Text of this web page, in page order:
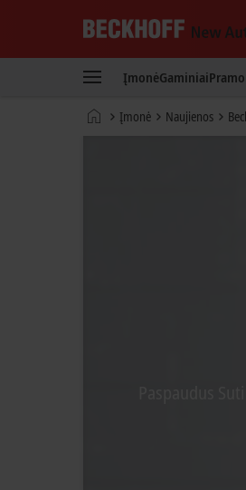
New
Technology
ĮmonėGaminiai
PradinisĮmonė Naujienos
Paspaudus